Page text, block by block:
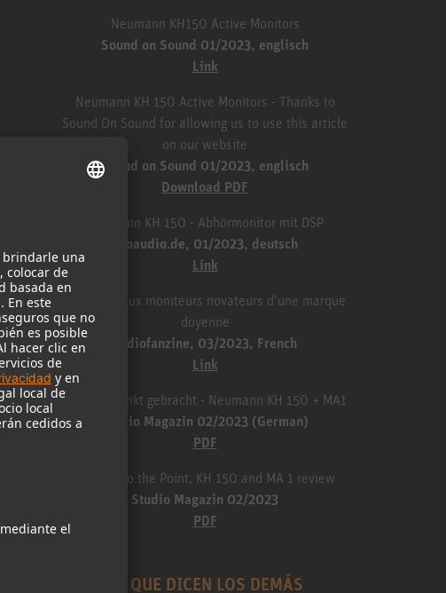
Neumann KH150 Active Monitors
Sound on Sound 01/2023, englisch
Link
Neumann KH 150 Active Monitors - Thanks to
Sound On Sound for allowing us to use this article
on our website
Sound on Sound 01/2023, englisch
Download PDF
Neumann KH 150 - Abhörmonitor mit DSP
proaudio.de, 01/2023, deutsch
Link
Les nouveaux moniteurs novateurs d'une marque
doyenne
audiofanzine, 03/2023, French
Link
Auf den Punkt gebracht - Neumann KH 150 + MA1
Studio Magazin 02/2023 (German)
PDF
Straight to the Point, KH 150 and MA 1 review
Studio Magazin 02/2023
PDF
LO QUE DICEN LOS DEMÁS